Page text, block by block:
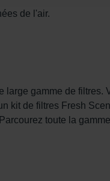
de l'air.
gamme de filtres.
kit de filtres Fresh
toute la